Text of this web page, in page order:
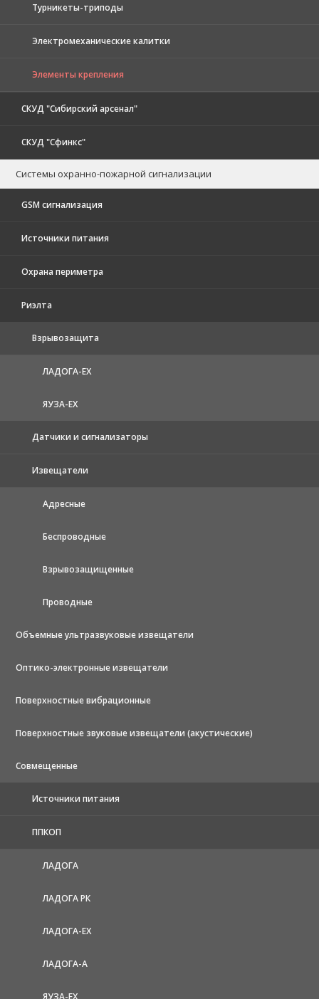
Турникеты-триподы
Электромеханические калитки
Элементы крепления
СКУД "Сибирский арсенал"
СКУД "Сфинкс"
Системы охранно-пожарной сигнализации
GSM сигнализация
Источники питания
Охрана периметра
Риэлта
Взрывозащита
ЛАДОГА-EX
ЯУЗА-ЕХ
Датчики и сигнализаторы
Извещатели
Адресные
Беспроводные
Взрывозащищенные
Проводные
Объемные ультразвуковые извещатели
Оптико-электронные извещатели
Поверхностные вибрационные
Поверхностные звуковые извещатели (акустические)
Совмещенные
Источники питания
ППКОП
ЛАДОГА
ЛАДОГА РК
ЛАДОГА-EX
ЛАДОГА-А
ЯУЗА-ЕХ